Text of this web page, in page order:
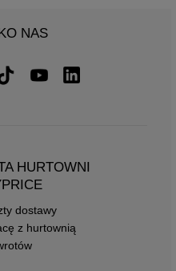
NAS
HURTOWNI
dostawy
z hurtownią